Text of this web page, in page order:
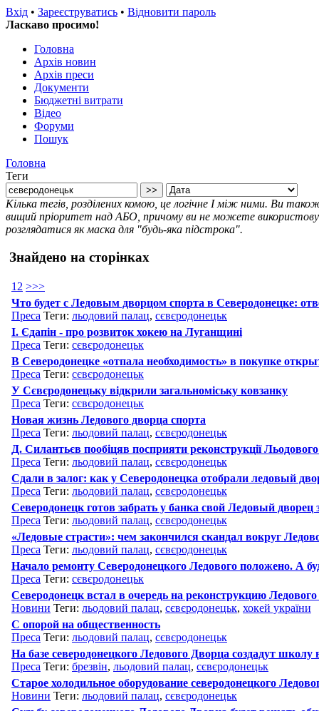
Вхід • Зареєструватись • Відновити пароль
Ласкаво просимо!
Головна
Архів новин
Архів преси
Документи
Бюджетні витрати
Відео
Форуми
Пошук
Головна
Теги
Кілька тегів, розділених комою, це логічне І між ними. Ви
вищий пріоритет над АБО, причому ви не можете
розглядатися як маска для "будь-яка підстрока".
Знайдено на сторінках
12 >>>
Что будет с Ледовым дворцом спорта в Северодонецке:
Преса Теги: льодовий палац, сєвєродонецьк
І. Єдапін - про розвиток хокею на Луганщині
Преса Теги: сєвєродонецьк
В Северодонецке «отпала необходимость» в покупке
Преса Теги: сєвєродонецьк
У Сєвєродонецьку відкрили загальноміську ковзанку
Преса Теги: сєвєродонецьк
Новая жизнь Ледового дворца спорта
Преса Теги: льодовий палац, сєвєродонецьк
Д. Силантьєв пообіцяв посприяти реконструкції
Преса Теги: льодовий палац, сєвєродонецьк
Сдали в залог: как у Северодонецка отобрали ледовый
Преса Теги: льодовий палац, сєвєродонецьк
Северодонецк готов забрать у банка свой Ледовый дворец
Преса Теги: льодовий палац, сєвєродонецьк
«Ледовые страсти»: чем закончился скандал вокруг
Преса Теги: льодовий палац, сєвєродонецьк
Начало ремонту Северодонецкого Ледового положено. А
Преса Теги: сєвєродонецьк
Северодонецк встал в очередь на реконструкцию
Новини Теги: льодовий палац, сєвєродонецьк, хокей україни
С опорой на общественность
Преса Теги: льодовий палац, сєвєродонецьк
На базе северодонецкого Ледового Дворца создадут
Преса Теги: брезвін, льодовий палац, сєвєродонецьк
Старое холодильное оборудование северодонецкого
Новини Теги: льодовий палац, сєвєродонецьк